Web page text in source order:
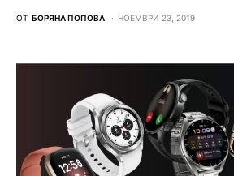
ОТ БОРЯНА ПОПОВА НОЕМВРИ 23, 2019